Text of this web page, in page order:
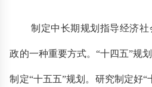
制定中长期规划指导经济
政的一种重要方式。“十四五”规
制定“十五五”规划。研究制定好